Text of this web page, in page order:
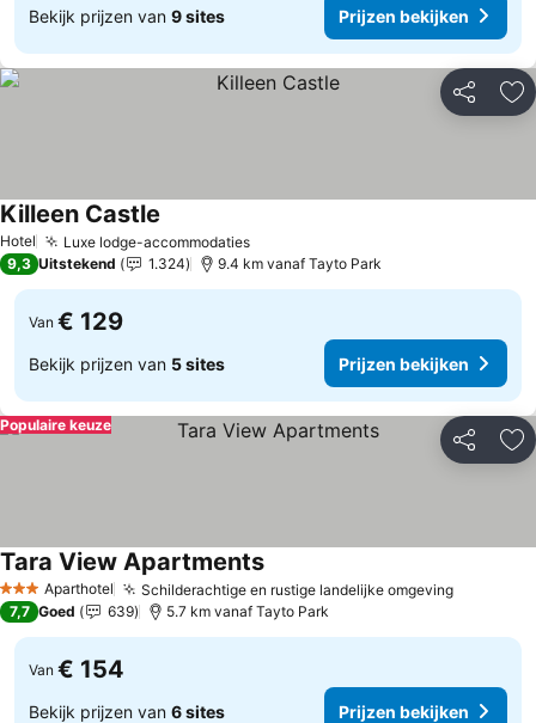
Bekijk prijzen van 9 sites Prijzen bekijken
Delen
Hotel Luxe lodge-accommodaties
Killeen Castle
9,3 Uitstekend 1.324 9.4 km vanaf Tayto Park
Van € 129
Bekijk prijzen van 5 sites Prijzen bekijken
Delen
Populaire keuze
3 SterrenAparthotel Schilderachtige en rustige landelijke omgeving
Tara View Apartments
7,7 Goed 639 5.7 km vanaf Tayto Park
Van € 154
Bekijk prijzen van 6 sites Prijzen bekijken